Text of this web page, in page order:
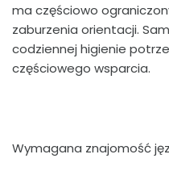
ma częściowo
zaburzenia orientacji.
codziennej higienie
częściowego wsparcia.
Wymagana znajomość